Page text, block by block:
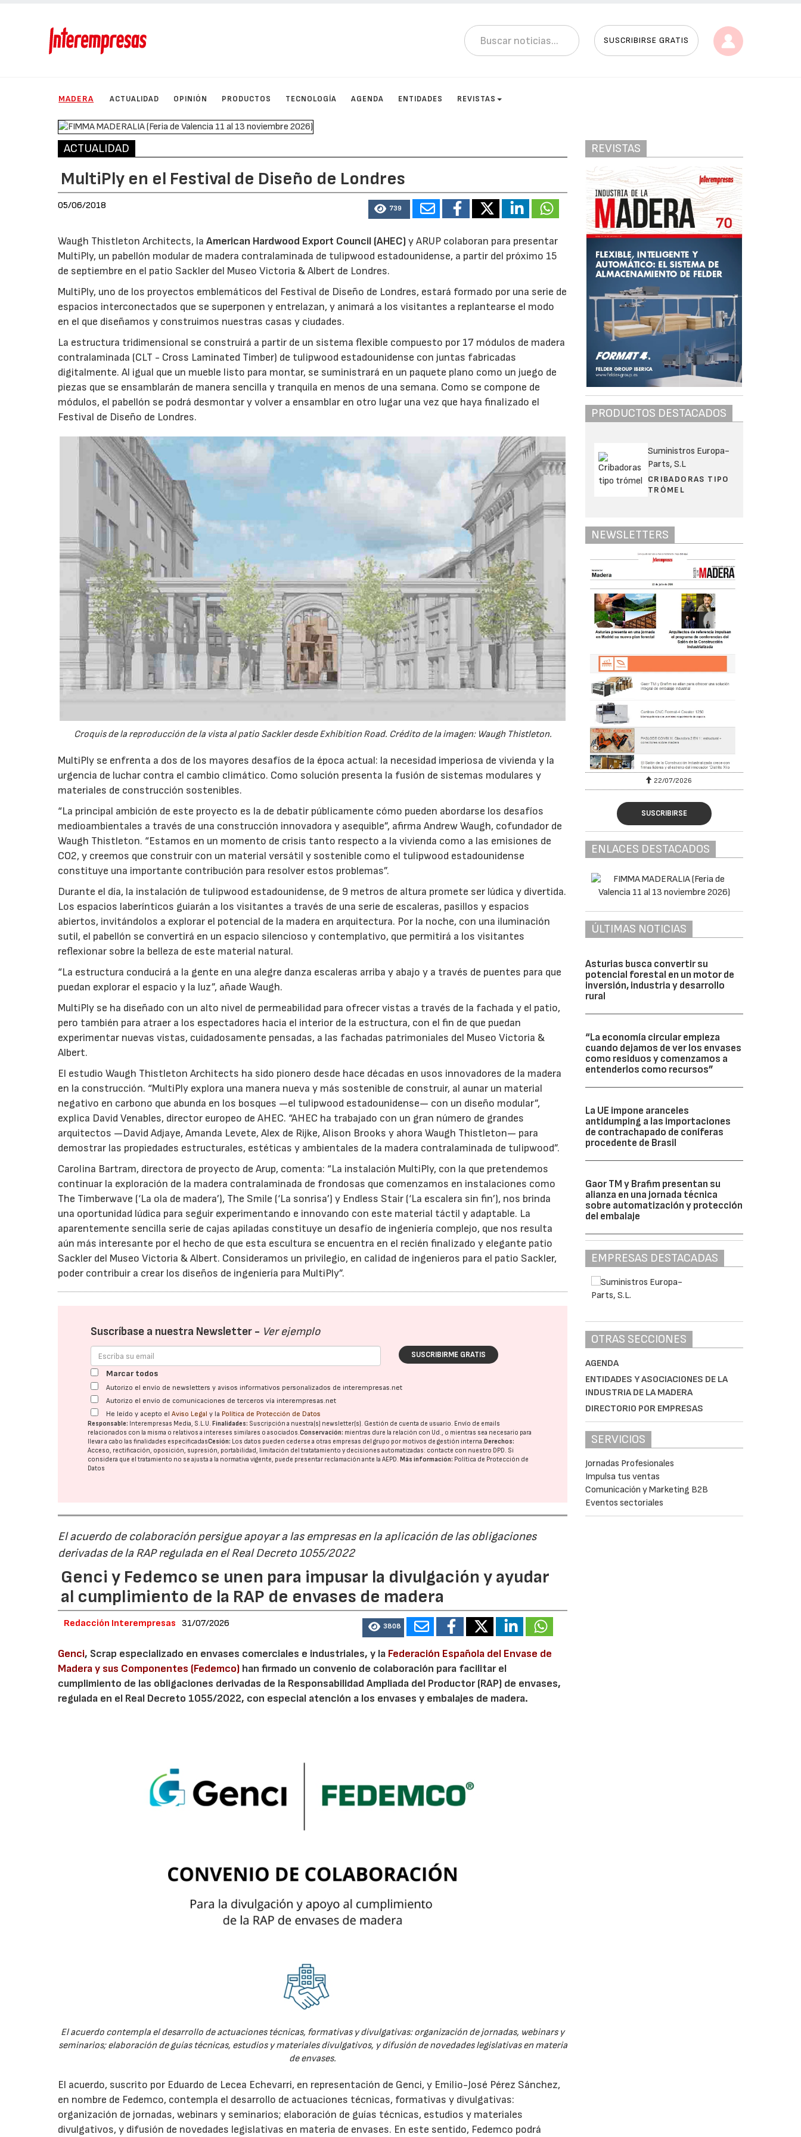
SUSCRIBIRSE GRATIS
MADERA ACTUALIDAD OPINIÓN PRODUCTOS TECNOLOGÍA AGENDA ENTIDADES REVISTAS
ACTUALIDAD
MultiPly en el Festival de Diseño de Londres
05/06/2018 739
Waugh Thistleton Architects, laAmerican Hardwood Export Council (AHEC)y ARUP colaboran para presentar
MultiPly, un pabellón modular de madera contralaminada de tulipwood estadounidense, a partir del próximo 15
de septiembre en el patio Sackler del Museo Victoria & Albert de Londres.
MultiPly, uno de los proyectos emblemáticos del Festival de Diseño de Londres, estará formado por una serie de
espacios interconectados que se superponen y entrelazan, y animará a los visitantes a replantearse el modo
en el que diseñamos y construimos nuestras casas y ciudades.
La estructura tridimensional se construirá a partir de un sistema flexible compuesto por 17 módulos de madera
contralaminada (CLT - Cross Laminated Timber) de tulipwood estadounidense con juntas fabricadas
digitalmente. Al igual que un mueble listo para montar, se suministrará en un paquete plano como un juego de
piezas que se ensamblarán de manera sencilla y tranquila en menos de una semana. Como se compone de
módulos, el pabellón se podrá desmontar y volver a ensamblar en otro lugar una vez que haya finalizado el
Festival de Diseño de Londres.
Croquis de la reproducción de la vista al patio Sackler desde Exhibition Road. Crédito de la imagen: Waugh Thistleton.
MultiPly se enfrenta a dos de los mayores desafíos de la época actual: la necesidad imperiosa de vivienda y la
urgencia de luchar contra el cambio climático. Como solución presenta la fusión de sistemas modulares y
materiales de construcción sostenibles.
“La principal ambición de este proyecto es la de debatir públicamente cómo pueden abordarse los desafíos
medioambientales a través de una construcción innovadora y asequible”, afirma Andrew Waugh, cofundador de
Waugh Thistleton. “Estamos en un momento de crisis tanto respecto a la vivienda como a las emisiones de
CO2, y creemos que construir con un material versátil y sostenible como el tulipwood estadounidense
constituye una importante contribución para resolver estos problemas”.
Durante el día, la instalación de tulipwood estadounidense, de 9 metros de altura promete ser lúdica y divertida.
Los espacios laberínticos guiarán a los visitantes a través de una serie de escaleras, pasillos y espacios
abiertos, invitándolos a explorar el potencial de la madera en arquitectura. Por la noche, con una iluminación
sutil, el pabellón se convertirá en un espacio silencioso y contemplativo, que permitirá a los visitantes
reflexionar sobre la belleza de este material natural.
“La estructura conducirá a la gente en una alegre danza escaleras arriba y abajo y a través de puentes para que
puedan explorar el espacio y la luz”, añade Waugh.
MultiPly se ha diseñado con un alto nivel de permeabilidad para ofrecer vistas a través de la fachada y el patio,
pero también para atraer a los espectadores hacia el interior de la estructura, con el fin de que puedan
experimentar nuevas vistas, cuidadosamente pensadas, a las fachadas patrimoniales del Museo Victoria &
Albert.
El estudio Waugh Thistleton Architects ha sido pionero desde hace décadas en usos innovadores de la madera
en la construcción. “MultiPly explora una manera nueva y más sostenible de construir, al aunar un material
negativo en carbono que abunda en los bosques —el tulipwood estadounidense— con un diseño modular”,
explica David Venables, director europeo de AHEC. “AHEC ha trabajado con un gran número de grandes
arquitectos —David Adjaye, Amanda Levete, Alex de Rijke, Alison Brooks y ahora Waugh Thistleton— para
demostrar las propiedades estructurales, estéticas y ambientales de la madera contralaminada de tulipwood”.
Carolina Bartram, directora de proyecto de Arup, comenta: “La instalación MultiPly, con la que pretendemos
continuar la exploración de la madera contralaminada de frondosas que comenzamos en instalaciones como
The Timberwave (‘La ola de madera’), The Smile (‘La sonrisa’) y Endless Stair (‘La escalera sin fin’), nos brinda
una oportunidad lúdica para seguir experimentando e innovando con este material táctil y adaptable. La
aparentemente sencilla serie de cajas apiladas constituye un desafío de ingeniería complejo, que nos resulta
aún más interesante por el hecho de que esta escultura se encuentra en el recién finalizado y elegante patio
Sackler del Museo Victoria & Albert. Consideramos un privilegio, en calidad de ingenieros para el patio Sackler,
poder contribuir a crear los diseños de ingeniería para MultiPly”.
Suscríbase a nuestra Newsletter - Ver ejemplo
SUSCRIBIRME GRATIS
Marcar todos
Autorizo el envío de newsletters y avisos informativos personalizados de interempresas.net
Autorizo el envío de comunicaciones de terceros vía interempresas.net
He leído y acepto elAviso Legal y la Política de Protección de Datos
Responsable: Interempresas Media, S.L.U. Finalidades: Suscripción a nuestra(s) newsletter(s). Gestión de cuenta de usuario. Envío de emails
relacionados con la misma o relativos a intereses similares o asociados.Conservación: mientras dure la relación con Ud., o mientras sea necesario para
llevar a cabo las finalidades especificadasCesión: Los datos pueden cederse a otras empresas del grupo por motivos de gestión interna. Derechos:
Acceso, rectificación, oposición, supresión, portabilidad, limitación del tratatamiento y decisiones automatizadas: contacte con nuestro DPD. Si
considera que el tratamiento no se ajusta a la normativa vigente, puede presentar reclamación ante laAEPD. Más información: Política de Protección de
Datos
El acuerdo de colaboración persigue apoyar a las empresas en la aplicación de las obligaciones
derivadas de la RAP regulada en el Real Decreto 1055/2022
Genci y Fedemco se unen para impusar la divulgación y ayudar
al cumplimiento de la RAP de envases de madera
Redacción Interempresas 31/07/2026 3808
Genci, Scrap especializado en envases comerciales e industriales, y la Federación Española del Envase de
Madera y sus Componentes (Fedemco) han firmado un convenio de colaboración para facilitar el
cumplimiento de las obligaciones derivadas de la Responsabilidad Ampliada del Productor (RAP) de envases,
regulada en el Real Decreto 1055/2022, con especial atención a los envases y embalajes de madera.
El acuerdo contempla el desarrollo de actuaciones técnicas, formativas y divulgativas: organización de jornadas, webinars y
seminarios; elaboración de guías técnicas, estudios y materiales divulgativos, y difusión de novedades legislativas en materia
de envases.
El acuerdo, suscrito por Eduardo de Lecea Echevarri, en representación de Genci, y Emilio-José Pérez Sánchez,
en nombre de Fedemco, contempla el desarrollo de actuaciones técnicas, formativas y divulgativas:
organización de jornadas, webinars y seminarios; elaboración de guías técnicas, estudios y materiales
divulgativos, y difusión de novedades legislativas en materia de envases. En este sentido, Fedemco podrá
REVISTAS
PRODUCTOS DESTACADOS
Suministros Europa-
Parts, S.L
CRIBADORAS TIPO
TRÓMEL
NEWSLETTERS
22/07/2026 29/07/2026 22/07/2026
SUSCRIBIRSE
ENLACES DESTACADOS
ÚLTIMAS NOTICIAS
Asturias busca convertir su
potencial forestal en un motor de
inversión, industria y desarrollo
rural
“La economía circular empieza
cuando dejamos de ver los envases
como residuos y comenzamos a
entenderlos como recursos”
La UE impone aranceles
antidumping a las importaciones
de contrachapado de coníferas
procedente de Brasil
Gaor TM y Brafim presentan su
alianza en una jornada técnica
sobre automatización y protección
del embalaje
EMPRESAS DESTACADAS
OTRAS SECCIONES
AGENDA
ENTIDADES Y ASOCIACIONES DE LA
INDUSTRIA DE LA MADERA
DIRECTORIO POR EMPRESAS
SERVICIOS
Jornadas Profesionales
Impulsa tus ventas
Comunicación y Marketing B2B
Eventos sectoriales